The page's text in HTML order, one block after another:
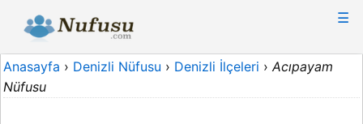
☰
Anasayfa › Denizli Nüfusu › Denizli İlçeleri › Acıpayam
Nüfusu